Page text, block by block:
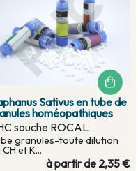
Sativus en tube de
homéopathiques
souche ROCAL
granules-toute dilution
et K...
à partir de 2,35 €